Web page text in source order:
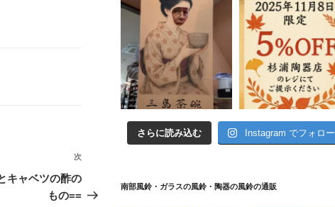
次
の
投
次
キャベツの酢の
もの==
さらに読み込む Instagram でフォロー
南部風鈴・ガラスの風鈴・陶器の風鈴の通販